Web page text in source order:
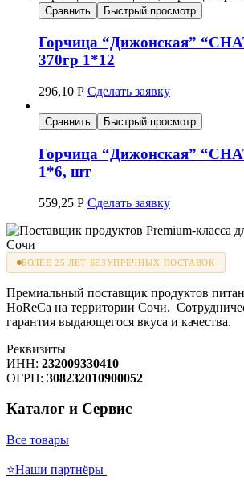
Сравнить Быстрый просмотр
Горчица “Дижонская”
370гр 1*12
296,10 Р Сделать заявку
Сравнить Быстрый просмотр
Горчица “Дижонская”
1*6, шт
559,25 Р Сделать заявку
БОЛЕЕ 25 ЛЕТ БЕЗУПРЕЧНЫХ ПОСТАВОК
Премиальный поставщик продуктов
HoReCa на территории Сочи.
гарантия выдающегося вкуса и качества.
Реквизиты
ИНН: 232009330410
ОГРН: 308232010900052
Каталог и Сервис
Все товары
⭐Наши партнёры